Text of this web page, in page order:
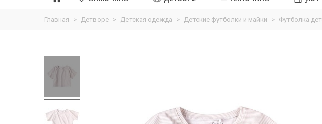
Главная > Детворе > Детская одежда > Детские футболки и майки > Футболка